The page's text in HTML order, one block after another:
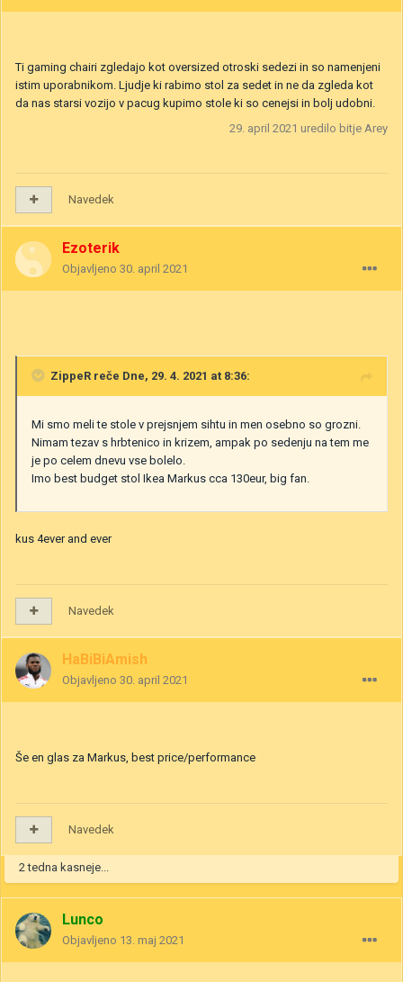
Ti gaming chairi zgledajo kot oversized otroski sedezi in so namenjeni
istim uporabnikom. Ljudje ki rabimo stol za sedet in ne da zgleda kot
da nas starsi vozijo v pacug kupimo stole ki so cenejsi in bolj udobni.
29. april 2021 uredilo bitje Arey
Navedek
Ezoterik
Objavljeno 30. april 2021
ZippeR reče Dne, 29. 4. 2021 at 8:36:
Mi smo meli te stole v prejsnjem sihtu in men osebno so grozni.
Nimam tezav s hrbtenico in krizem, ampak po sedenju na tem me
je po celem dnevu vse bolelo.
Imo best budget stol Ikea Markus cca 130eur, big fan.
kus 4ever and ever
Navedek
HaBiBiAmish
Objavljeno 30. april 2021
Še en glas za Markus, best price/performance
Navedek
2 tedna kasneje...
Lunco
Objavljeno 13. maj 2021